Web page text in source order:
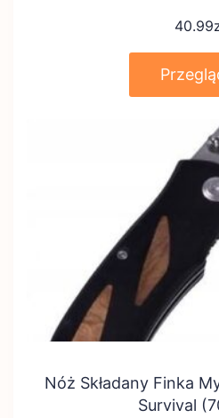
40.99
Nóż Składany Finka
Survival